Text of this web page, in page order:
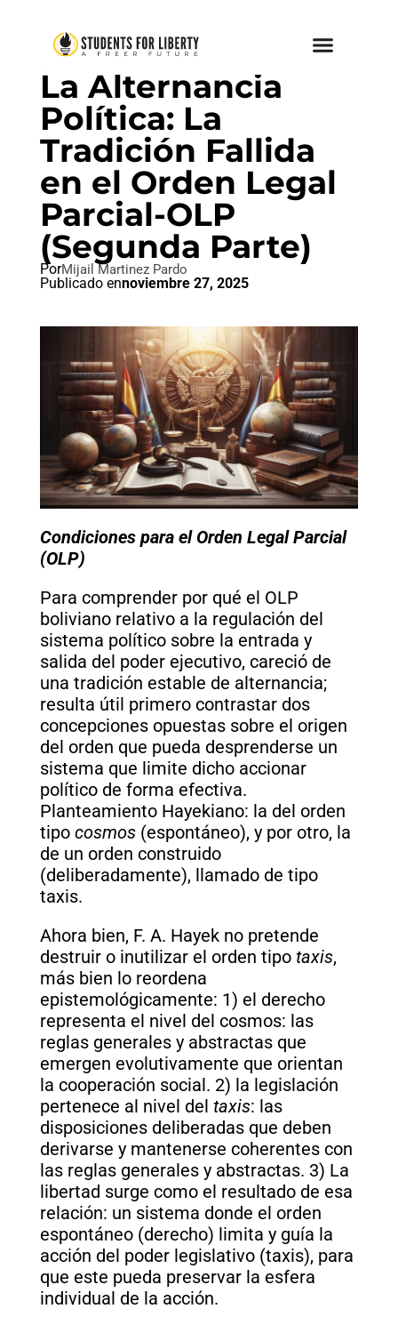
IDEAL LIBERTAD
La Alternancia
Política: La
Tradición Fallida
en el Orden Legal
Parcial-OLP
(Segunda Parte)
PorMijail Martinez Pardo
Publicado ennoviembre 27, 2025
Condiciones para el Orden Legal Parcial
(OLP)
Para comprender por qué el OLP
boliviano relativo a la regulación del
sistema político sobre la entrada y
salida del poder ejecutivo, careció de
una tradición estable de alternancia;
resulta útil primero contrastar dos
concepciones opuestas sobre el origen
del orden que pueda desprenderse un
sistema que limite dicho accionar
político de forma efectiva.
Planteamiento Hayekiano: la del orden
tipo cosmos(espontáneo), y por otro, la
de un orden construido
(deliberadamente), llamado de tipo
taxis.
Ahora bien, F. A. Hayek no pretende
destruir o inutilizar el orden tipo taxis,
más bien lo reordena
epistemológicamente: 1) el derecho
representa el nivel del cosmos: las
reglas generales y abstractas que
emergen evolutivamente que orientan
la cooperación social. 2) la legislación
pertenece al nivel del taxis: las
disposiciones deliberadas que deben
derivarse y mantenerse coherentes con
las reglas generales y abstractas. 3) La
libertad surge como el resultado de esa
relación: un sistema donde el orden
espontáneo (derecho) limita y guía la
acción del poder legislativo (taxis), para
que este pueda preservar la esfera
individual de la acción.